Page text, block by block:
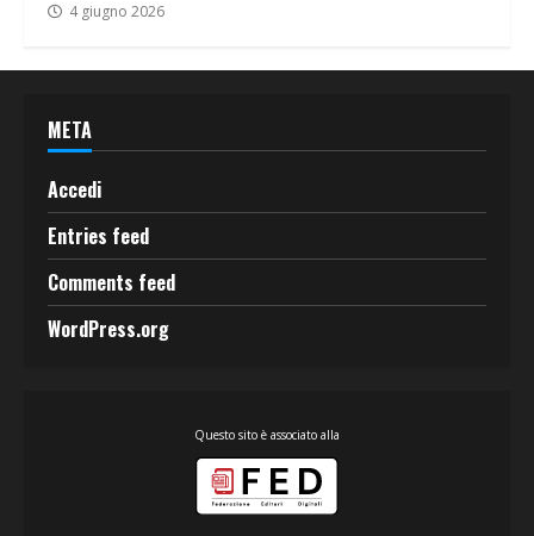
4 giugno 2026
META
Accedi
Entries feed
Comments feed
WordPress.org
Questo sito è associato alla